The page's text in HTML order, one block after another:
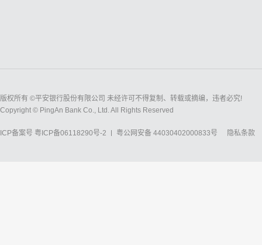
版权所有 ©平安银行股份有限公司 未经许可不得复制、转载或摘编，违者必究!
Copyright © PingAn Bank Co., Ltd. All Rights Reserved
ICP备案号 粤ICP备06118290号-2 粤公网安备 44030402000833号 隐私条款